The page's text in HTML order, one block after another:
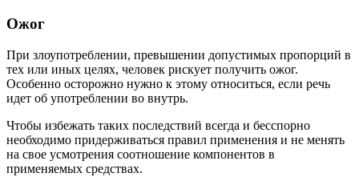
Ожог
При злоупотреблении, превышении допустимых пропорций в
тех или иных целях, человек рискует получить ожог.
Особенно осторожно нужно к этому относиться, если речь
идет об употреблении во внутрь.
Чтобы избежать таких последствий всегда и бесспорно
необходимо придерживаться правил применения и не менять
на свое усмотрения соотношение компонентов в
применяемых средствах.